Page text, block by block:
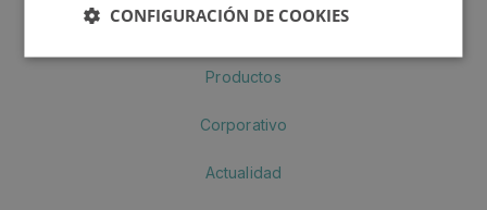
Navegación
Productos
Corporativo
Actualidad
CONFIGURACIÓN DE COOKIES